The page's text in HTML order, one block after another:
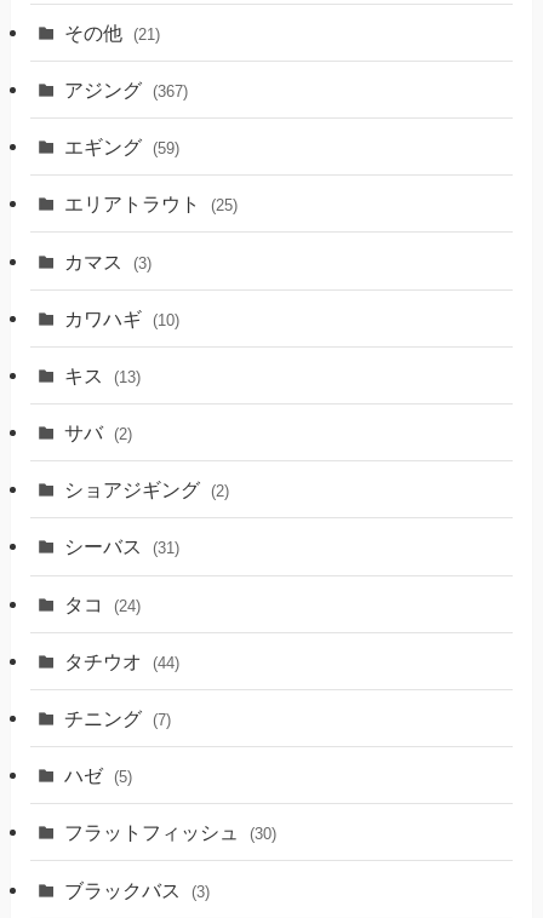
その他 (21)
アジング (367)
エギング (59)
エリアトラウト (25)
カマス (3)
カワハギ (10)
キス (13)
サバ (2)
ショアジギング (2)
シーバス (31)
タコ (24)
タチウオ (44)
チニング (7)
ハゼ (5)
フラットフィッシュ (30)
ブラックバス (3)